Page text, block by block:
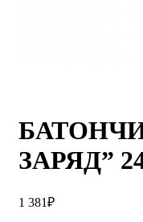
ЗАРЯД”
1 381₽